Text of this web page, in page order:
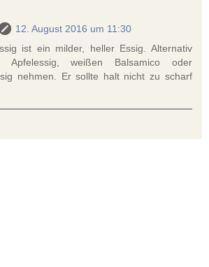
12. August 2016 um 11:30
ist ein milder, heller Essig. Alternativ
Apfelessig, weißen Balsamico oder
nehmen. Er sollte halt nicht zu scharf